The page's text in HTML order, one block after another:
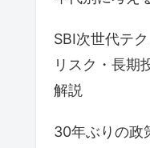
SBI次世代テ
リスク・長期
解説
30年ぶりの政